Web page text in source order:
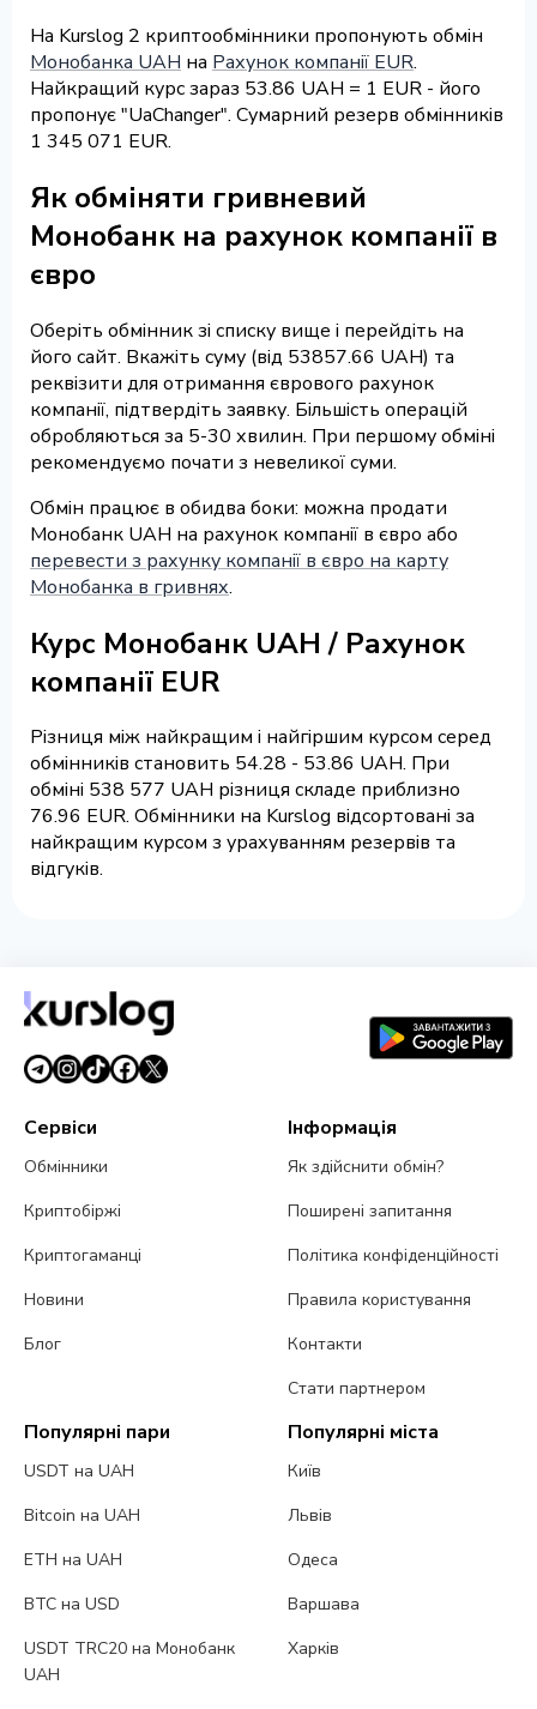
На Kurslog 2 криптообмінники пропонують обмін
Монобанка UAH на Рахунок компанії EUR.
Найкращий курс зараз 53.86 UAH = 1 EUR - його
пропонує "UaChanger". Сумарний резерв обмінників
1 345 071 EUR.
Як обміняти гривневий
Монобанк на рахунок компанії в
євро
Оберіть обмінник зі списку вище і перейдіть на
його сайт. Вкажіть суму (від 53857.66 UAH) та
реквізити для отримання єврового рахунок
компанії, підтвердіть заявку. Більшість операцій
обробляються за 5-30 хвилин. При першому обміні
рекомендуємо почати з невеликої суми.
Обмін працює в обидва боки: можна продати
Монобанк UAH на рахунок компанії в євро або
перевести з рахунку компанії в євро на карту
Монобанка в гривнях.
Курс Монобанк UAH / Рахунок
компанії EUR
Різниця між найкращим і найгіршим курсом серед
обмінників становить 54.28 - 53.86 UAH. При
обміні 538 577 UAH різниця складе приблизно
76.96 EUR. Обмінники на Kurslog відсортовані за
найкращим курсом з урахуванням резервів та
відгуків.
Сервіси
Обмінники
Криптобіржі
Криптогаманці
Новини
Блог
Інформація
Як здійснити обмін?
Поширені запитання
Політика конфіденційності
Правила користування
Контакти
Стати партнером
Популярні пари
USDT на UAH
Bitcoin на UAH
ETH на UAH
BTC на USD
USDT TRC20 на Монобанк
UAH
Популярні міста
Київ
Львів
Одеса
Варшава
Харків